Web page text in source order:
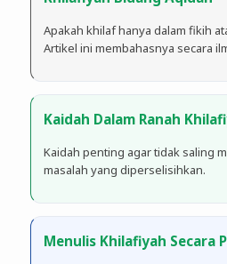
Apakah khilaf hanya dalam fikih
Artikel ini membahasnya secara
Kaidah Dalam Ranah
Kaidah penting agar tidak saling
masalah yang diperselisihkan.
Menulis Khilafiyah Secara